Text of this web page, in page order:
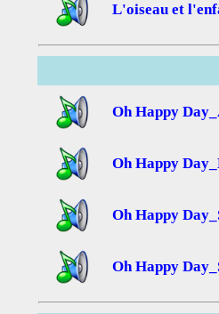
L'oiseau et
Oh Happy
Oh Happy
Oh Happy
Oh Happy